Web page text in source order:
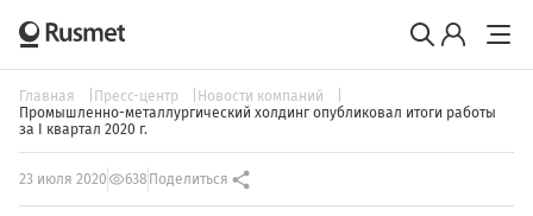
Главная Пресс-центр
Новости компаний
Промышленно-металлургический холдинг опубликовал итоги работы
за I квартал 2020 г.
23 июля 2020 638 Поделиться